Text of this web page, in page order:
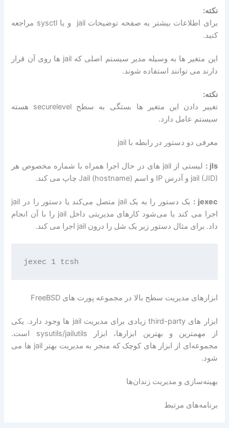
نکته:
برای اطلاعات بیشتر به صفحه توضیحات jail و یا sysctl مراجعه
کنید.
این متغیر ها به وسیله مدیر سیستم اصلی که jail ها روی آن قرار
دارند می توانند استفاده شوند.
نکته:
تغییر دادن این متغیر ها بستگی به سطح securelevel هسته
سیستم عامل دارد.
معرفی دو دستور در رابطه با jail
jls :
لیستی از jail های در حال اجرا همراه با شماره مخصوص هر
jail (JID) و آدرس IP و اسم Jail (hostname) چاپ می کند.
jexec :
یک دستور را به یک jail متصل می‌کند یا دستور را در jail
اجرا می کند یا می‌شود کارهای مدیریتی داخل jail را با آن انجام
داد. برای مثال دستور زیر یک شل را درون jail اجرا می کند.
ابزارهای مدیریت سطح بالا در مجموعه پورت های FreeBSD
ابزار های third-party زیادی برای مدیریت jail ها وجود دارد. یکی
از مهمترین و بهترین ابزارها، ابزار sysutils/jailutils است.
مجموعه‌ای از ابزار های کوچک که منجر به مدیریت بهتر jail ها می
شود.
بهینه‌سازی و مدیریت زندان‌ها
برنامه‌های مرتبط